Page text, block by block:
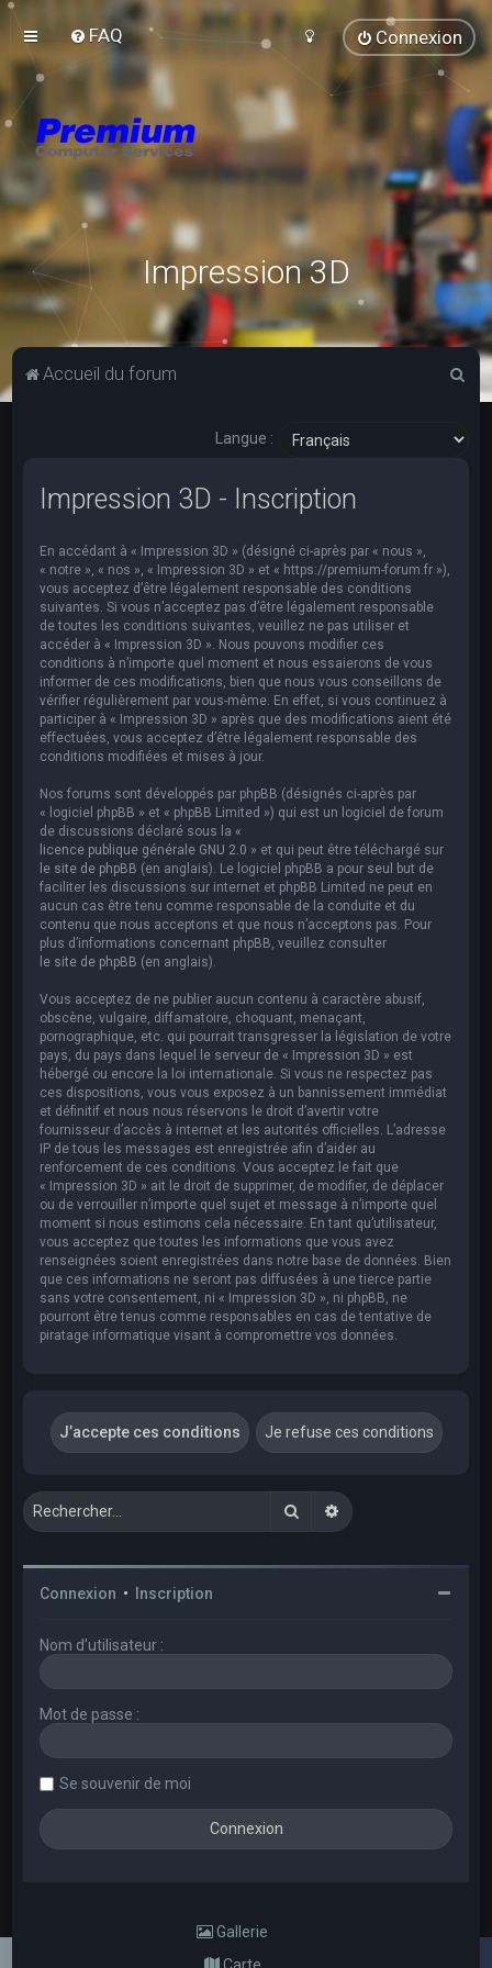
FAQ Connexion
Impression 3D
Accueil du forum
Langue :
Impression 3D - Inscription
En accédant à « Impression 3D » (désigné ci-après par « nous »,
« notre », « nos », « Impression 3D » et « https://premium-forum.fr »),
vous acceptez d’être légalement responsable des conditions
suivantes. Si vous n’acceptez pas d’être légalement responsable
de toutes les conditions suivantes, veuillez ne pas utiliser et
accéder à « Impression 3D ». Nous pouvons modifier ces
conditions à n’importe quel moment et nous essaierons de vous
informer de ces modifications, bien que nous vous conseillons de
vérifier régulièrement par vous-même. En effet, si vous continuez à
participer à « Impression 3D » après que des modifications aient été
effectuées, vous acceptez d’être légalement responsable des
conditions modifiées et mises à jour.
Nos forums sont développés par phpBB (désignés ci-après par
« logiciel phpBB » et « phpBB Limited ») qui est un logiciel de forum
de discussions déclaré sous la «
licence publique générale GNU 2.0 » et qui peut être téléchargé sur
le site de phpBB (en anglais). Le logiciel phpBB a pour seul but de
faciliter les discussions sur internet et phpBB Limited ne peut en
aucun cas être tenu comme responsable de la conduite et du
contenu que nous acceptons et que nous n’acceptons pas. Pour
plus d’informations concernant phpBB, veuillez consulter
le site de phpBB (en anglais).
Vous acceptez de ne publier aucun contenu à caractère abusif,
obscène, vulgaire, diffamatoire, choquant, menaçant,
pornographique, etc. qui pourrait transgresser la législation de votre
pays, du pays dans lequel le serveur de « Impression 3D » est
hébergé ou encore la loi internationale. Si vous ne respectez pas
ces dispositions, vous vous exposez à un bannissement immédiat
et définitif et nous nous réservons le droit d’avertir votre
fournisseur d’accès à internet et les autorités officielles. L’adresse
IP de tous les messages est enregistrée afin d’aider au
renforcement de ces conditions. Vous acceptez le fait que
« Impression 3D » ait le droit de supprimer, de modifier, de déplacer
ou de verrouiller n’importe quel sujet et message à n’importe quel
moment si nous estimons cela nécessaire. En tant qu’utilisateur,
vous acceptez que toutes les informations que vous avez
renseignées soient enregistrées dans notre base de données. Bien
que ces informations ne seront pas diffusées à une tierce partie
sans votre consentement, ni « Impression 3D », ni phpBB, ne
pourront être tenus comme responsables en cas de tentative de
piratage informatique visant à compromettre vos données.
RechercherRecherche avancée
Connexion • Inscription
Nom d’utilisateur :
Mot de passe :
Se souvenir de moi
Gallerie
Carte